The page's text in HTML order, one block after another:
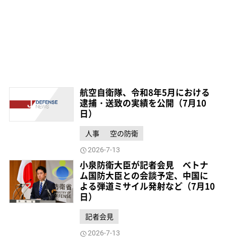
航空自衛隊、令和8年5月における
逮捕・送致の実績を公開（7月10
日）
人事 空の防衛
2026-7-13
小泉防衛大臣が記者会見 ベトナ
ム国防大臣との会談予定、中国に
よる弾道ミサイル発射など（7月10
日）
記者会見
2026-7-13